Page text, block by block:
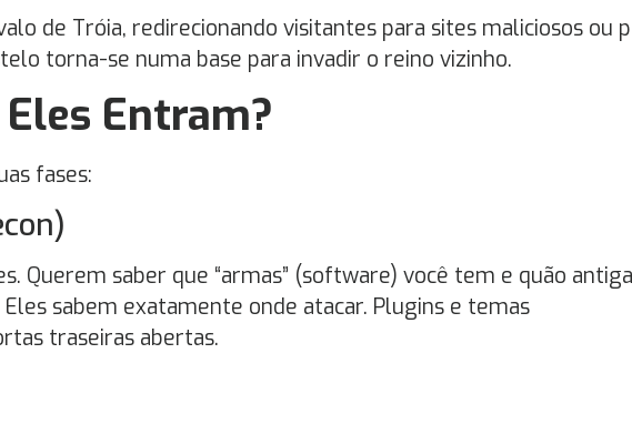
de Tróia, redirecionando visitantes para sites maliciosos ou
torna-se numa base para invadir o reino vizinho.
Entram?
fases:
Querem saber que “armas” (software) você tem e quão
Eles sabem exatamente onde atacar. Plugins e temas
traseiras abertas.